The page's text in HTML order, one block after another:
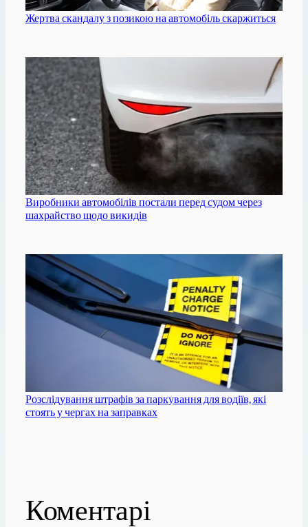
Жертва скандалу з позикою на автомобіль скаржиться
Виробники автомобілів постали перед судом через
шахрайство щодо викидів
Розслідування штрафів за паркування для водіїв, які
стоять у чергах на заправках
Коментарі